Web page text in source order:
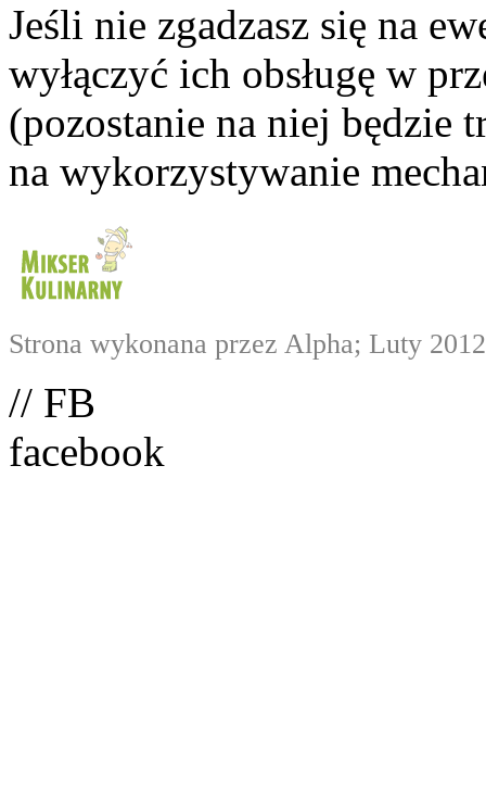
Jeśli nie zgadzasz się na
wyłączyć ich obsługę w
(pozostanie na niej będzie
na wykorzystywanie
Strona wykonana przez Alpha; Luty 2012
// FB
facebook